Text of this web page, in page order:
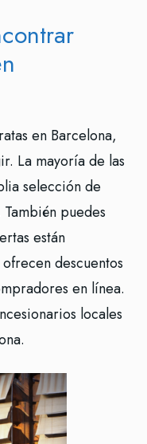
en Barcelona,
La mayoría de las
selección de
puedes
están
descuentos
en línea.
locales